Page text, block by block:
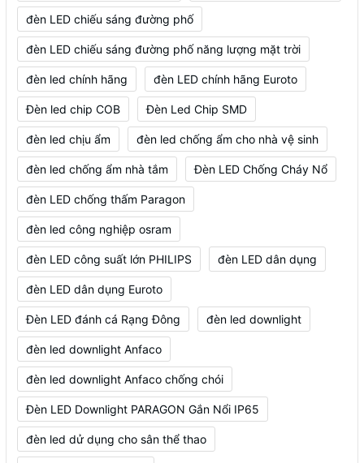
đèn LED chiếu sáng đường phố
đèn LED chiếu sáng đường phố năng lượng mặt trời
đèn led chính hãng đèn LED chính hãng Euroto
Đèn led chip COB Đèn Led Chip SMD
đèn led chịu ẩm đèn led chống ẩm cho nhà vệ sinh
đèn led chống ẩm nhà tắm Đèn LED Chống Cháy Nổ
đèn LED chống thấm Paragon
đèn led công nghiệp osram
đèn LED công suất lớn PHILIPS đèn LED dân dụng
đèn LED dân dụng Euroto
Đèn LED đánh cá Rạng Đông đèn led downlight
đèn led downlight Anfaco
đèn led downlight Anfaco chống chói
Đèn LED Downlight PARAGON Gắn Nổi IP65
đèn led dử dụng cho sân thể thao